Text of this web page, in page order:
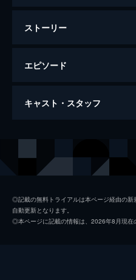
ストーリー
エピソード
お家さん
キャスト・スタッフ
金子直吉
◎記載の無料トライアルは本ページ経由の
自動更新となります。
◎本ページに記載の情報は、2026年8月現在